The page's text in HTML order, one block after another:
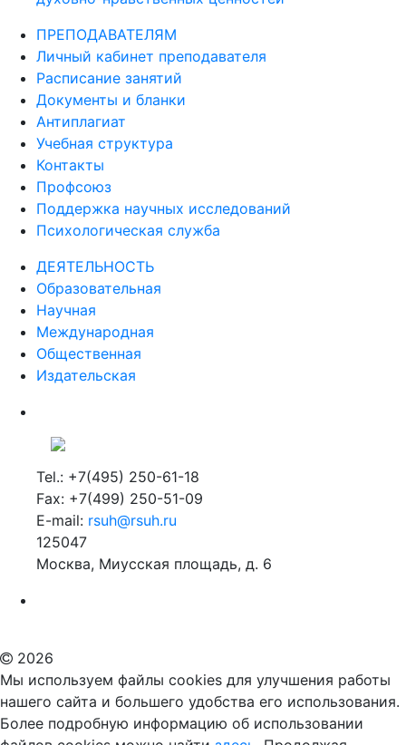
ПРЕПОДАВАТЕЛЯМ
Личный кабинет преподавателя
Расписание занятий
Документы и бланки
Антиплагиат
Учебная структура
Контакты
Профсоюз
Поддержка научных исследований
Психологическая служба
ДЕЯТЕЛЬНОСТЬ
Образовательная
Научная
Международная
Общественная
Издательская
Tel.: +7(495) 250-61-18
Fax: +7(499) 250-51-09
E-mail: rsuh@rsuh.ru
125047
Москва, Миусская площадь, д. 6
2026
Мы используем файлы cookies для улучшения работы
нашего сайта и большего удобства его использования.
Более подробную информацию об использовании